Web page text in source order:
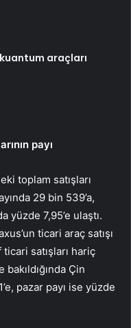
araçları
payı
toplam satışları
29 bin 539’a,
yüzde 7,95’e ulaştı.
ticari araç satışı
satışları hariç
Çin
pazar payı ise yüzde